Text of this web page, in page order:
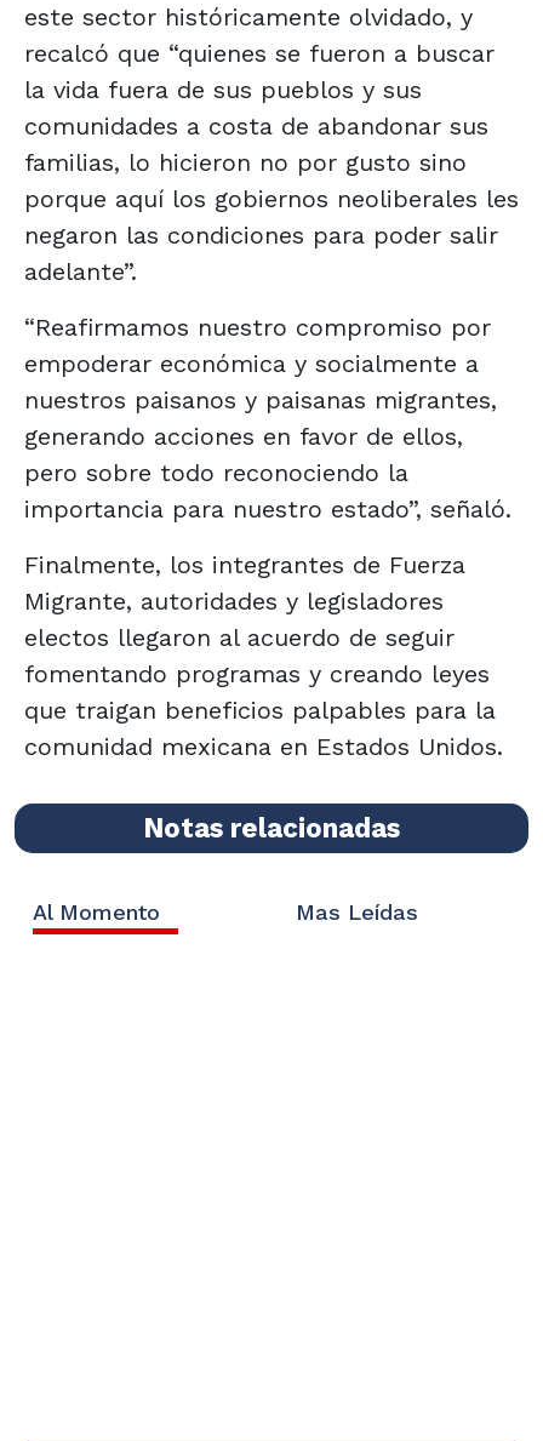
este sector históricamente olvidado, y
recalcó que “quienes se fueron a buscar
la vida fuera de sus pueblos y sus
comunidades a costa de abandonar sus
familias, lo hicieron no por gusto sino
porque aquí los gobiernos neoliberales les
negaron las condiciones para poder salir
adelante”.
“Reafirmamos nuestro compromiso por
empoderar económica y socialmente a
nuestros paisanos y paisanas migrantes,
generando acciones en favor de ellos,
pero sobre todo reconociendo la
importancia para nuestro estado”, señaló.
Finalmente, los integrantes de Fuerza
Migrante, autoridades y legisladores
electos llegaron al acuerdo de seguir
fomentando programas y creando leyes
que traigan beneficios palpables para la
comunidad mexicana en Estados Unidos.
Notas relacionadas
Al Momento Mas Leídas